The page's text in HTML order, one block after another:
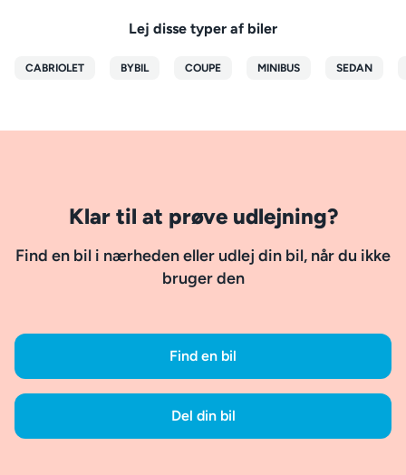
Lej disse typer af biler
CABRIOLET BYBIL COUPE MINIBUS SEDAN
Klar til at prøve udlejning?
Find en bil i nærheden eller udlej din bil, når du ikke
bruger den
Find en bil
Del din bil